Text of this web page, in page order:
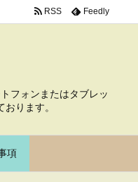
フォンまたはタブレッ
ります。
項
RSS Feedly